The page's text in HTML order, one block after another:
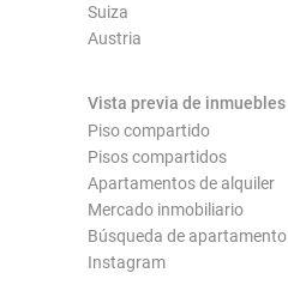
Suiza
Austria
Vista previa de inmuebles
Piso compartido
Pisos compartidos
Apartamentos de alquiler
Mercado inmobiliario
Búsqueda de apartamento
Instagram